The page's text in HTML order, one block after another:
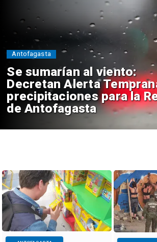
Se sumarían al viento:
Decretan Alerta
precipitaciones para la
de Antofagasta
Antofagasta